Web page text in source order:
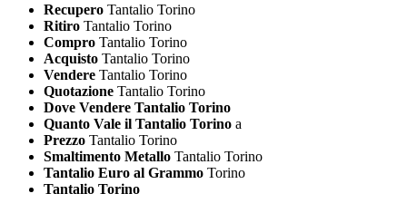
Recupero Tantalio Torino
Ritiro Tantalio Torino
Compro Tantalio Torino
Acquisto Tantalio Torino
Vendere Tantalio Torino
Quotazione Tantalio Torino
Dove Vendere Tantalio Torino
Quanto Vale il Tantalio Torino a
Prezzo Tantalio Torino
Smaltimento Metallo Tantalio Torino
Tantalio Euro al Grammo Torino
Tantalio Torino